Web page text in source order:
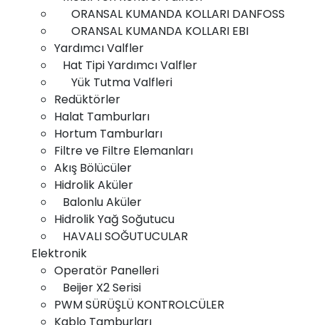
Anasayfa
Hakkımızda
Ürünler
Galeri
Haberler
İletişim
ORANSAL KUMANDA KOLLARI DANFOSS
ORANSAL KUMANDA KOLLARI EBI
Yardımcı Valfler
Hat Tipi Yardımcı Valfler
Yük Tutma Valfleri
Redüktörler
Halat Tamburları
Hortum Tamburları
Filtre ve Filtre Elemanları
Akış Bölücüler
Hidrolik Aküler
Balonlu Aküler
Hidrolik Yağ Soğutucu
HAVALI SOĞUTUCULAR
Elektronik
Operatör Panelleri
Beijer X2 Serisi
PWM SÜRÜŞLÜ KONTROLCÜLER